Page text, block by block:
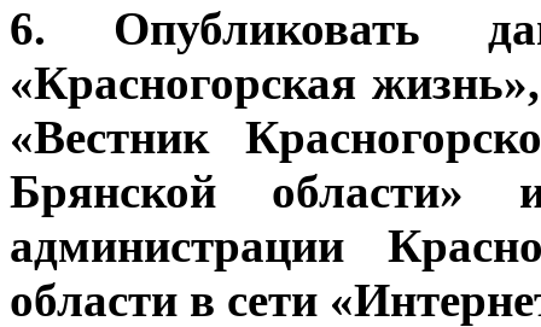
6. Опубликовать
«Красногорская
«Вестник
Брянской
администрации
области в сети